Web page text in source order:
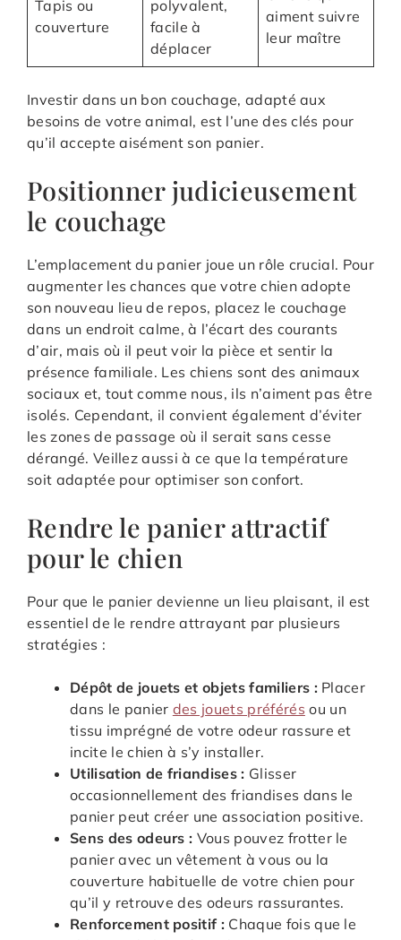
Tapis ou
couverture
polyvalent,
facile à
déplacer
aiment suivre
leur maître
Investir dans un bon couchage, adapté aux
besoins de votre animal, est l’une des clés pour
qu’il accepte aisément son panier.
Positionner judicieusement
le couchage
L’emplacement du panier joue un rôle crucial. Pour
augmenter les chances que votre chien adopte
son nouveau lieu de repos, placez le couchage
dans un endroit calme, à l’écart des courants
d’air, mais où il peut voir la pièce et sentir la
présence familiale. Les chiens sont des animaux
sociaux et, tout comme nous, ils n’aiment pas être
isolés. Cependant, il convient également d’éviter
les zones de passage où il serait sans cesse
dérangé. Veillez aussi à ce que la température
soit adaptée pour optimiser son confort.
Rendre le panier attractif
pour le chien
Pour que le panier devienne un lieu plaisant, il est
essentiel de le rendre attrayant par plusieurs
stratégies :
Dépôt de jouets et objets familiers : Placer
dans le panier des jouets préférés ou un
tissu imprégné de votre odeur rassure et
incite le chien à s’y installer.
Utilisation de friandises : Glisser
occasionnellement des friandises dans le
panier peut créer une association positive.
Sens des odeurs : Vous pouvez frotter le
panier avec un vêtement à vous ou la
couverture habituelle de votre chien pour
qu’il y retrouve des odeurs rassurantes.
Renforcement positif : Chaque fois que le